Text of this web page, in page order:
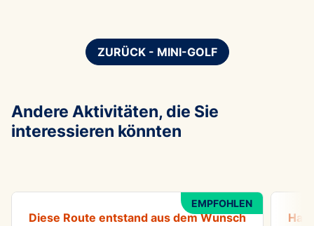
ZURÜCK - MINI-GOLF
Andere Aktivitäten, die Sie
interessieren könnten
EMPFOHLEN
Diese Route entstand aus dem Wunsch